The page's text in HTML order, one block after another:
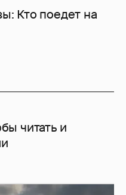
Кто поедет на
читать и